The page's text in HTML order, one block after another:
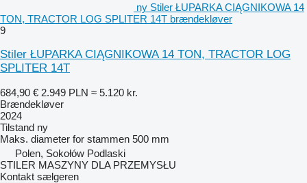
ny Stiler ŁUPARKA CIĄGNIKOWA 14
TON, TRACTOR LOG SPLITER 14T brændekløver
9
Stiler ŁUPARKA CIĄGNIKOWA 14 TON, TRACTOR LOG
SPLITER 14T
684,90 € 2.949 PLN ≈ 5.120 kr.
Brændekløver
2024
Tilstand ny
Maks. diameter for stammen 500 mm
Polen, Sokołów Podlaski
STILER MASZYNY DLA PRZEMYSŁU
Kontakt sælgeren